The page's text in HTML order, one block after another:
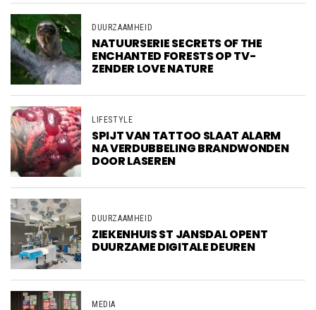
DUURZAAMHEID
NATUURSERIE SECRETS OF THE
ENCHANTED FORESTS OP TV-
ZENDER LOVE NATURE
LIFESTYLE
SPIJT VAN TATTOO SLAAT ALARM
NA VERDUBBELING BRANDWONDEN
DOOR LASEREN
DUURZAAMHEID
ZIEKENHUIS ST JANSDAL OPENT
DUURZAME DIGITALE DEUREN
MEDIA